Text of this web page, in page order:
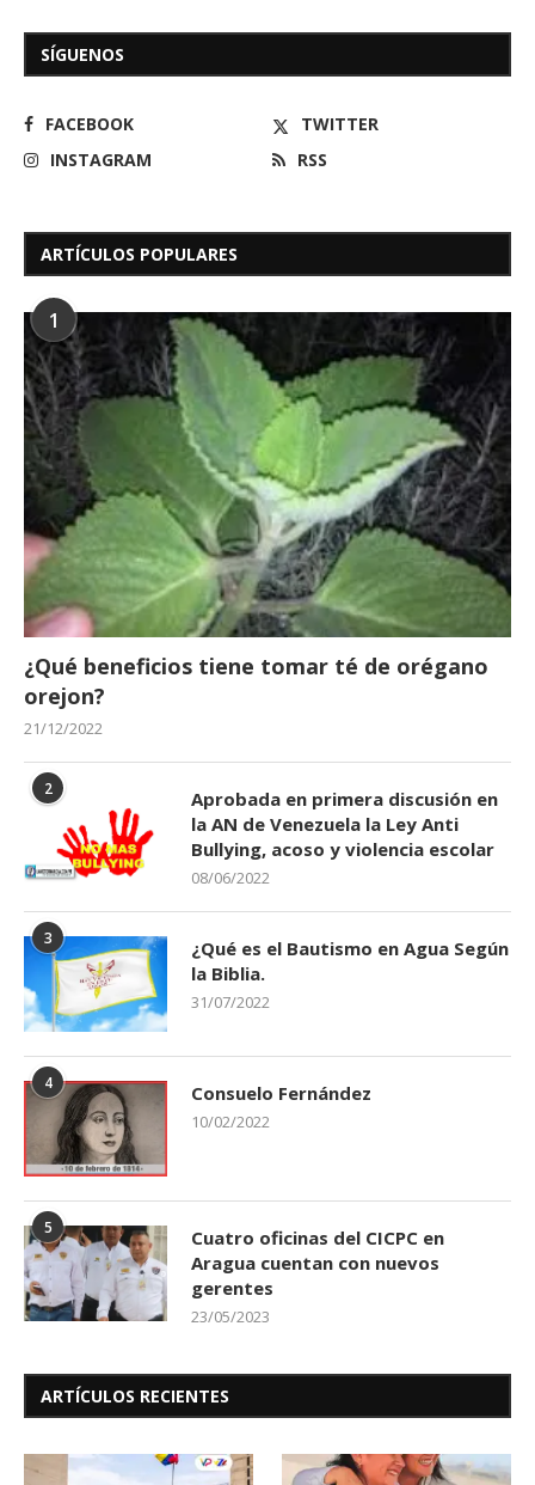
SÍGUENOS
FACEBOOK
TWITTER
INSTAGRAM
RSS
ARTÍCULOS POPULARES
1
¿Qué beneficios tiene tomar té de orégano
orejon?
21/12/2022
2
Aprobada en primera discusión en
la AN de Venezuela la Ley Anti
Bullying, acoso y violencia escolar
08/06/2022
3
¿Qué es el Bautismo en Agua Según
la Biblia.
31/07/2022
4 Consuelo Fernández
10/02/2022
5
Cuatro oficinas del CICPC en
Aragua cuentan con nuevos
gerentes
23/05/2023
ARTÍCULOS RECIENTES